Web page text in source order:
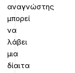
αναγνώστης
μπορεί
να
λάβει
μια
δίαιτα